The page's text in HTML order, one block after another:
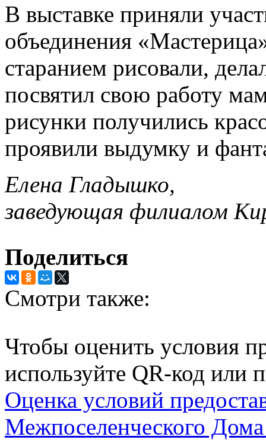
В выставке приняли
объединения
старанием рисовали,
посвятил свою работу
рисунки получились
проявили выдумку и
Елена Гладышко,
заведующая филиалом
Поделиться
Смотри также:
Чтобы оценить условия
используйте QR-код или
Оценка условий
Межпоселенческого